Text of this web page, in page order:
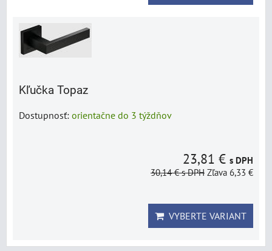
Kľučka Topaz
Dostupnosť: orientačne do 3 týždňov
23,81 € s DPH
30,14 €s DPH Zľava 6,33 €
VYBERTE VARIANT